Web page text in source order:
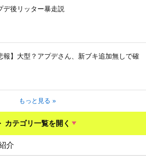
デ後リッター暴走説
報】大型？アプデさん、新ブキ追加無しで確
もっと見る »
カテゴリ一覧を開く
介